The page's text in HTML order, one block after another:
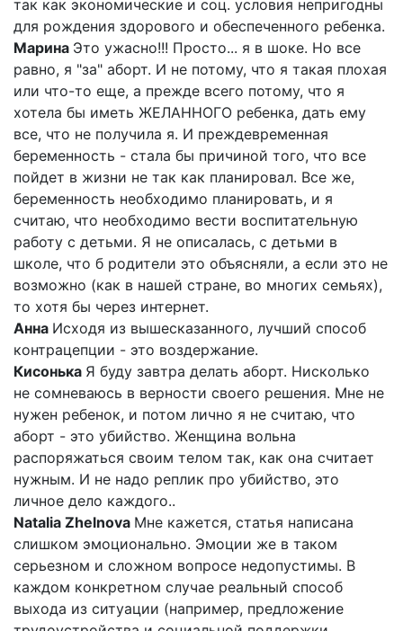
так как экономические и соц. условия непригодны
для рождения здорового и обеспеченного ребенка.
Марина Это ужасно!!! Просто... я в шоке. Но все
равно, я "за" аборт. И не потому, что я такая плохая
или что-то еще, а прежде всего потому, что я
хотела бы иметь ЖЕЛАННОГО ребенка, дать ему
все, что не получила я. И преждевременная
беременность - стала бы причиной того, что все
пойдет в жизни не так как планировал. Все же,
беременность необходимо планировать, и я
считаю, что необходимо вести воспитательную
работу с детьми. Я не описалась, с детьми в
школе, что б родители это объясняли, а если это не
возможно (как в нашей стране, во многих семьях),
то хотя бы через интернет.
Анна Исходя из вышесказанного, лучший способ
контрацепции - это воздержание.
Кисонька Я буду завтра делать аборт. Нисколько
не сомневаюсь в верности своего решения. Мне не
нужен ребенок, и потом лично я не считаю, что
аборт - это убийство. Женщина вольна
распоряжаться своим телом так, как она считает
нужным. И не надо реплик про убийство, это
личное дело каждого..
Natalia Zhelnova Мне кажется, статья написана
слишком эмоционально. Эмоции же в таком
серьезном и сложном вопросе недопустимы. В
каждом конкретном случае реальный способ
выхода из ситуации (например, предложение